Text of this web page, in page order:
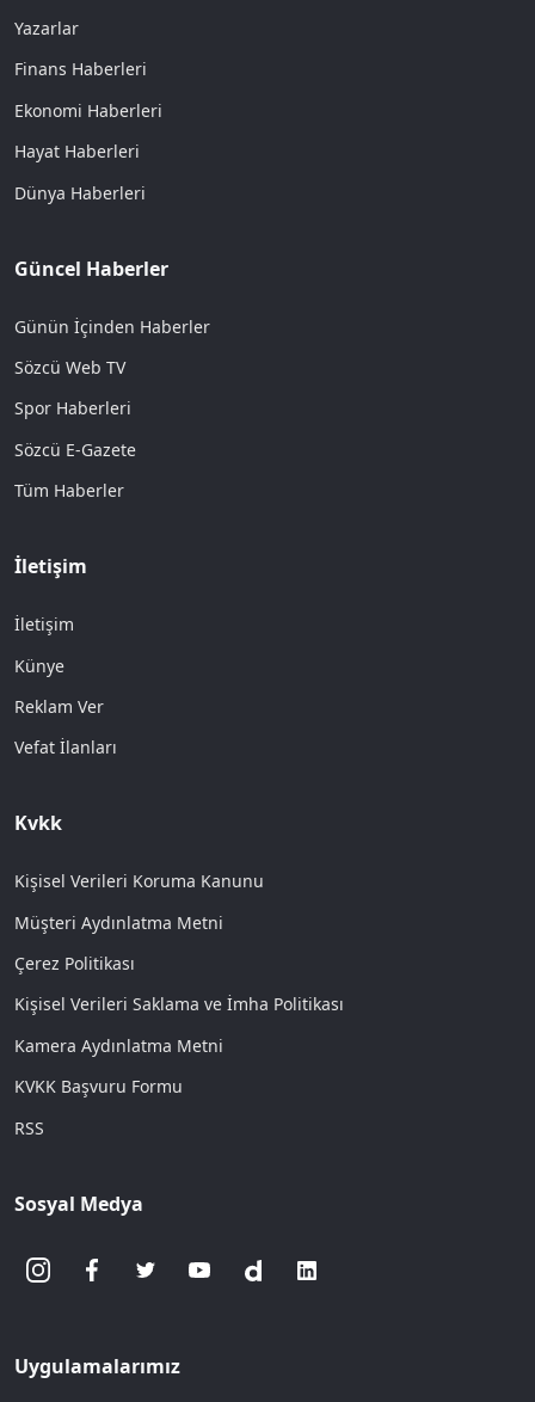
Yazarlar
Finans Haberleri
Ekonomi Haberleri
Hayat Haberleri
Dünya Haberleri
Güncel Haberler
Günün İçinden Haberler
Sözcü Web TV
Spor Haberleri
Sözcü E-Gazete
Tüm Haberler
İletişim
İletişim
Künye
Reklam Ver
Vefat İlanları
Kvkk
Kişisel Verileri Koruma Kanunu
Müşteri Aydınlatma Metni
Çerez Politikası
Kişisel Verileri Saklama ve İmha Politikası
Kamera Aydınlatma Metni
KVKK Başvuru Formu
RSS
Sosyal Medya
Uygulamalarımız